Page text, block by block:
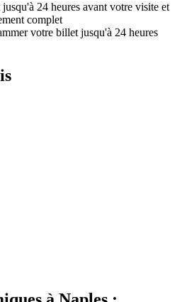
24 heures avant votre visite et
complet
votre billet jusqu'à 24 heures